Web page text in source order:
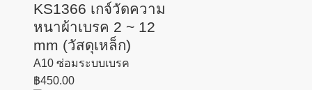
KS1366 เกจ์วัดความ
หนาผ้าเบรค 2 ~ 12
mm (วัสดุเหล็ก)
A10 ซ่อมระบบเบรค
฿450.00